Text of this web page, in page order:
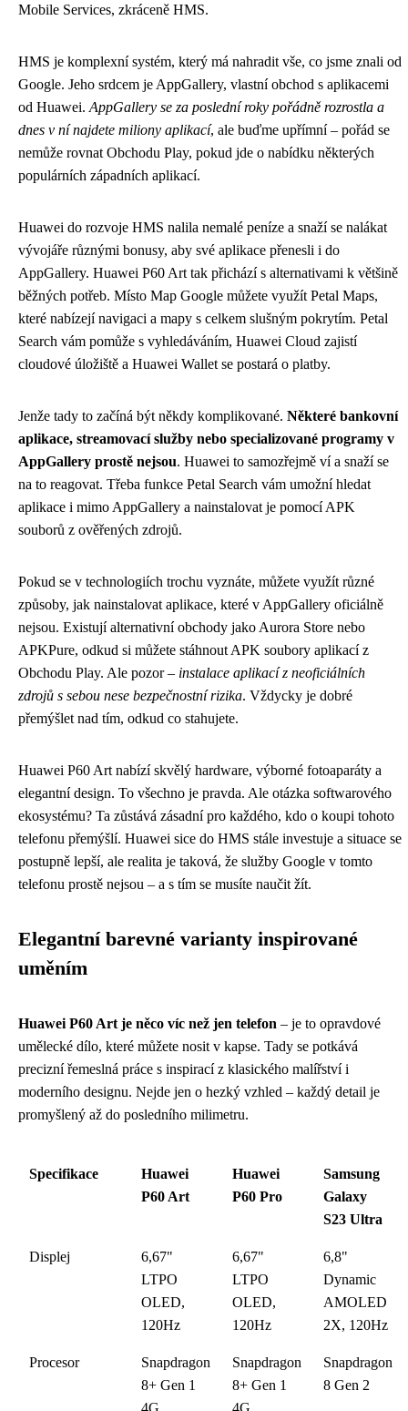
Mobile Services, zkráceně HMS.
HMS je komplexní systém, který má nahradit vše, co jsme znali od
Google. Jeho srdcem je AppGallery, vlastní obchod s aplikacemi
od Huawei. AppGallery se za poslední roky pořádně rozrostla a
dnes v ní najdete miliony aplikací, ale buďme upřímní – pořád se
nemůže rovnat Obchodu Play, pokud jde o nabídku některých
populárních západních aplikací.
Huawei do rozvoje HMS nalila nemalé peníze a snaží se nalákat
vývojáře různými bonusy, aby své aplikace přenesli i do
AppGallery. Huawei P60 Art tak přichází s alternativami k většině
běžných potřeb. Místo Map Google můžete využít Petal Maps,
které nabízejí navigaci a mapy s celkem slušným pokrytím. Petal
Search vám pomůže s vyhledáváním, Huawei Cloud zajistí
cloudové úložiště a Huawei Wallet se postará o platby.
Jenže tady to začíná být někdy komplikované. Některé bankovní
aplikace, streamovací služby nebo specializované programy v
AppGallery prostě nejsou. Huawei to samozřejmě ví a snaží se
na to reagovat. Třeba funkce Petal Search vám umožní hledat
aplikace i mimo AppGallery a nainstalovat je pomocí APK
souborů z ověřených zdrojů.
Pokud se v technologiích trochu vyznáte, můžete využít různé
způsoby, jak nainstalovat aplikace, které v AppGallery oficiálně
nejsou. Existují alternativní obchody jako Aurora Store nebo
APKPure, odkud si můžete stáhnout APK soubory aplikací z
Obchodu Play. Ale pozor – instalace aplikací z neoficiálních
zdrojů s sebou nese bezpečnostní rizika. Vždycky je dobré
přemýšlet nad tím, odkud co stahujete.
Huawei P60 Art nabízí skvělý hardware, výborné fotoaparáty a
elegantní design. To všechno je pravda. Ale otázka softwarového
ekosystému? Ta zůstává zásadní pro každého, kdo o koupi tohoto
telefonu přemýšlí. Huawei sice do HMS stále investuje a situace se
postupně lepší, ale realita je taková, že služby Google v tomto
telefonu prostě nejsou – a s tím se musíte naučit žít.
Elegantní barevné varianty inspirované
uměním
Huawei P60 Art je něco víc než jen telefon – je to opravdové
umělecké dílo, které můžete nosit v kapse. Tady se potkává
precizní řemeslná práce s inspirací z klasického malířství i
moderního designu. Nejde jen o hezký vzhled – každý detail je
promyšlený až do posledního milimetru.
Specifikace
Huawei
P60 Art
Huawei
P60 Pro
Samsung
Galaxy
S23 Ultra
Displej
6,67"
LTPO
OLED,
120Hz
6,67"
LTPO
OLED,
120Hz
6,8"
Dynamic
AMOLED
2X, 120Hz
Procesor
Snapdragon
8+ Gen 1
4G
Snapdragon
8+ Gen 1
4G
Snapdragon
8 Gen 2